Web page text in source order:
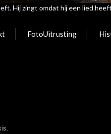
Hij zingt omdat hij een lied
FotoUitrusting